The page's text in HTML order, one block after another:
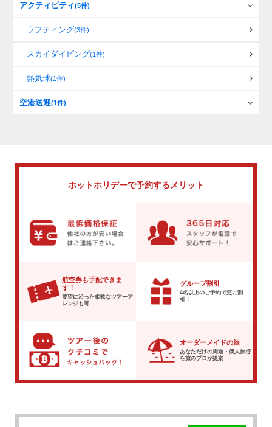
アクティビティ(5件)
ラフティング(3件)
スカイダイビング(1件)
熱気球(1件)
空港送迎(1件)
ホットホリデーで予約するメリット
航空券も手配できま
す！
要望に沿った柔軟なツアーア
レンジも可
グループ割引
4名以上のご予約で更に割
引！
オーダーメイドの旅
あなただけの周遊・個人旅行
を旅のプロが提案